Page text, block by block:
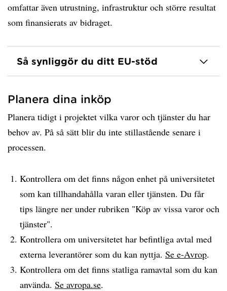
omfattar även utrustning, infrastruktur och större resultat
som finansierats av bidraget.
Så synliggör du ditt EU-stöd
Planera dina inköp
Planera tidigt i projektet vilka varor och tjänster du har
behov av. På så sätt blir du inte stillastående senare i
processen.
Kontrollera om det finns någon enhet på universitetet
som kan tillhandahålla varan eller tjänsten. Du får
tips längre ner under rubriken "Köp av vissa varor och
tjänster".
Kontrollera om universitetet har befintliga avtal med
externa leverantörer som du kan nyttja. Se e-Avrop.
Kontrollera om det finns statliga ramavtal som du kan
använda. Se avropa.se.